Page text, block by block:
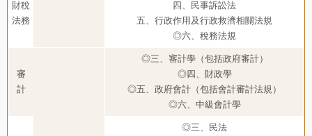
財稅
法務
四、民事訴訟法
五、行政作用及行政救濟相關法規
◎六、稅務法規
審
計
◎三、審計學（包括政府審計）
◎四、財政學
◎五、政府會計（包括會計審計法規）
◎六、中級會計學
◎三、民法